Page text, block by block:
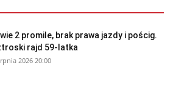
2 promile, brak prawa jazdy i pościg.
rajd 59-latka
2026 20:00